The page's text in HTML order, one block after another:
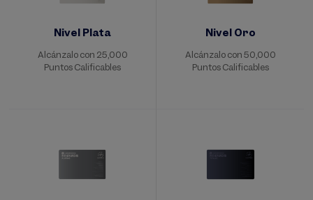
Nivel Plata
Alcánzalo con 25,000
Puntos Calificables
Nivel Oro
Alcánzalo con 50,000
Puntos Calificables